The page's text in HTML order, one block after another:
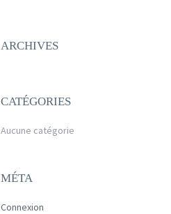
ARCHIVES
CATÉGORIES
Aucune catégorie
MÉTA
Connexion